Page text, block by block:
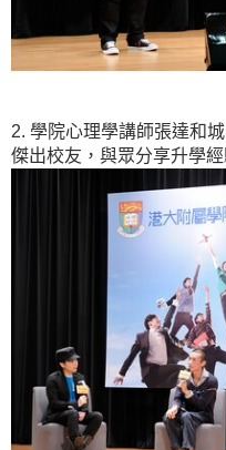
2. 學院心理學講師張達和
傑出校友，與眾分享升學